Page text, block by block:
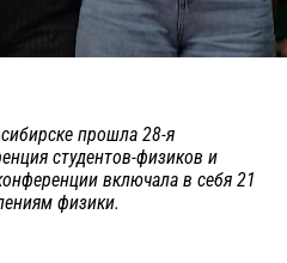
прошла 28-я
студентов-физиков и
включала в себя 21
физики.